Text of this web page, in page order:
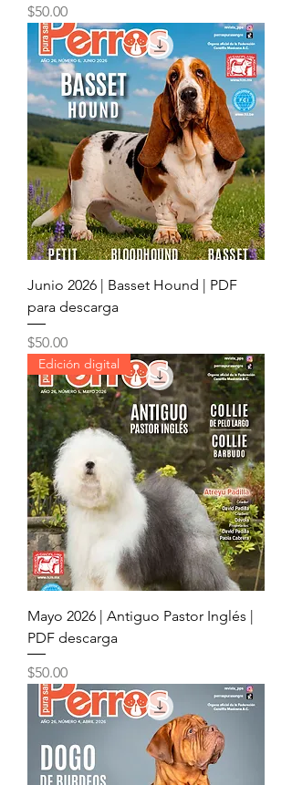
Precio
$50.00
Junio 2026 | Basset Hound | PDF
para descarga
Precio
$50.00
Edición digital
Mayo 2026 | Antiguo Pastor Inglés |
PDF descarga
Precio
$50.00